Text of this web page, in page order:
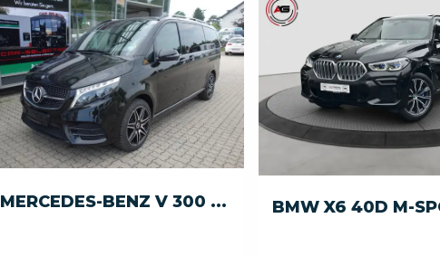
MERCEDES-BENZ V 300 ... BMW X6 40D M-